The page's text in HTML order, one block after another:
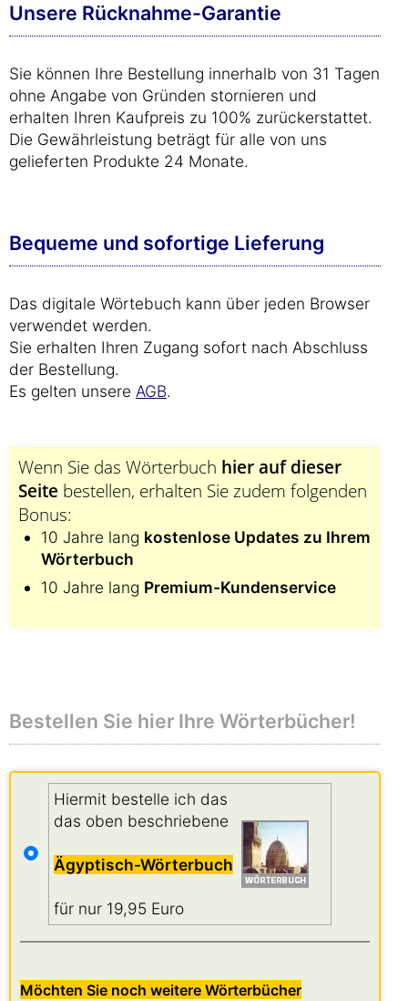
Unsere Rücknahme-Garantie
Sie können Ihre Bestellung innerhalb von 31 Tagen
ohne Angabe von Gründen stornieren und
erhalten Ihren Kaufpreis zu 100% zurückerstattet.
Die Gewährleistung beträgt für alle von uns
gelieferten Produkte 24 Monate.
Bequeme und sofortige Lieferung
Das digitale Wörtebuch kann über jeden Browser
verwendet werden.
Sie erhalten Ihren Zugang sofort nach Abschluss
der Bestellung.
Es gelten unsere AGB.
Wenn Sie das Wörterbuch hier auf dieser
Seite bestellen, erhalten Sie zudem folgenden
Bonus:
10 Jahre lang kostenlose Updates zu Ihrem
Wörterbuch
10 Jahre lang Premium-Kundenservice
Bestellen Sie hier Ihre Wörterbücher!
Hiermit bestelle ich das
das oben beschriebene
Ägyptisch-Wörterbuch
für nur 19,95 Euro
Möchten Sie noch weitere Wörterbücher